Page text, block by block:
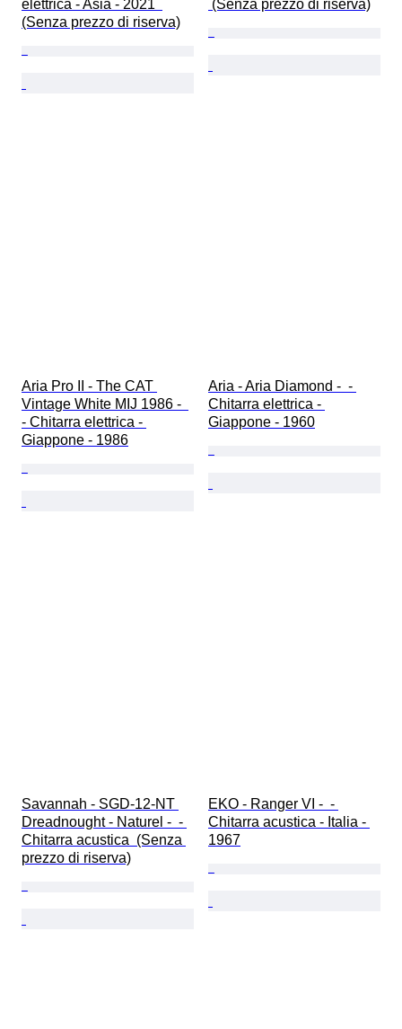
elettrica - Asia - 2021
(Senza prezzo di riserva)
(Senza prezzo di riserva)
Aria Pro II - The CAT
Vintage White MIJ 1986 -
- Chitarra elettrica -
Giappone - 1986
Aria - Aria Diamond -  -
Chitarra elettrica -
Giappone - 1960
Savannah - SGD-12-NT
Dreadnought - Naturel -  -
Chitarra acustica  (Senza
prezzo di riserva)
EKO - Ranger VI -  -
Chitarra acustica - Italia -
1967